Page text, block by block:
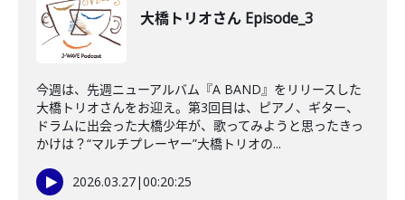
大橋トリオさん Episode_3
今週は、先週ニューアルバム『A BAND』をリリースした
大橋トリオさんをお迎え。第3回目は、ピアノ、ギター、
ドラムに出会った大橋少年が、歌ってみようと思ったきっ
かけは？“マルチプレーヤー”大橋トリオの...
2026.03.27|00:20:25